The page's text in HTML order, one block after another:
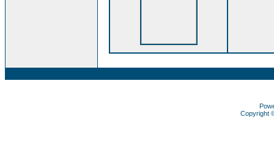
Copyright